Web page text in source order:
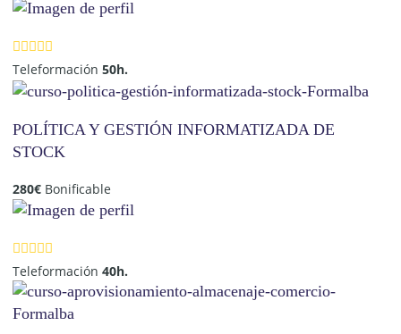
Teleformación50h.
POLÍTICA Y GESTIÓN INFORMATIZADA DE
STOCK
280€ Bonificable
Teleformación40h.